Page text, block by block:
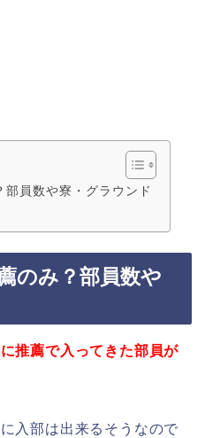
員数や寮・グラウンド
のみ？部員数や
推薦で入ってきた部員が
入部は出来るそうなので